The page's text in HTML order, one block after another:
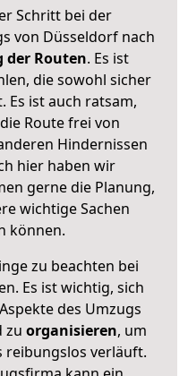
Schritt bei der
von Düsseldorf nach
Routen. Es ist
die sowohl sicher
Es ist auch ratsam,
Route frei von
Hindernissen
hier haben wir
gerne die Planung,
wichtige Sachen
können.
zu beachten bei
Es ist wichtig, sich
des Umzugs
zu organisieren, um
reibungslos verläuft.